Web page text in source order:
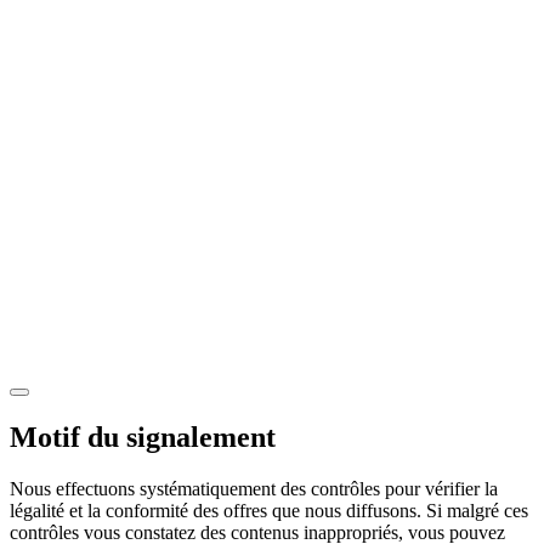
Motif du signalement
Nous effectuons systématiquement des contrôles pour vérifier la
légalité et la conformité des offres que nous diffusons. Si malgré ces
contrôles vous constatez des contenus inappropriés, vous pouvez